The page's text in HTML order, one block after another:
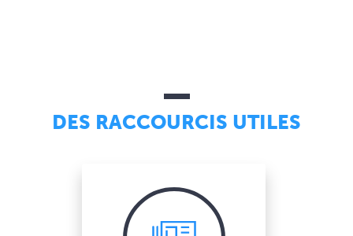
DES RACCOURCIS UTILES